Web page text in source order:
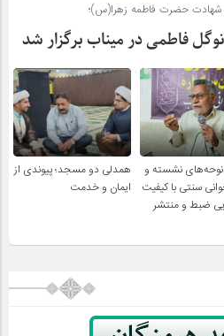
شهادت حضرت فاطمه زهرا(س)؛
فاطمی در میناب برگزار شد
نشسته و
سنتی با کیفیت
ضبط و منتشر
همدلی دو مسجد؛ پیوندی از
ایمان و خدمت